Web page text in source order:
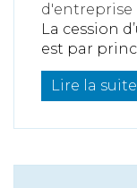
d'entreprise
La cession
est par
Lire la suite